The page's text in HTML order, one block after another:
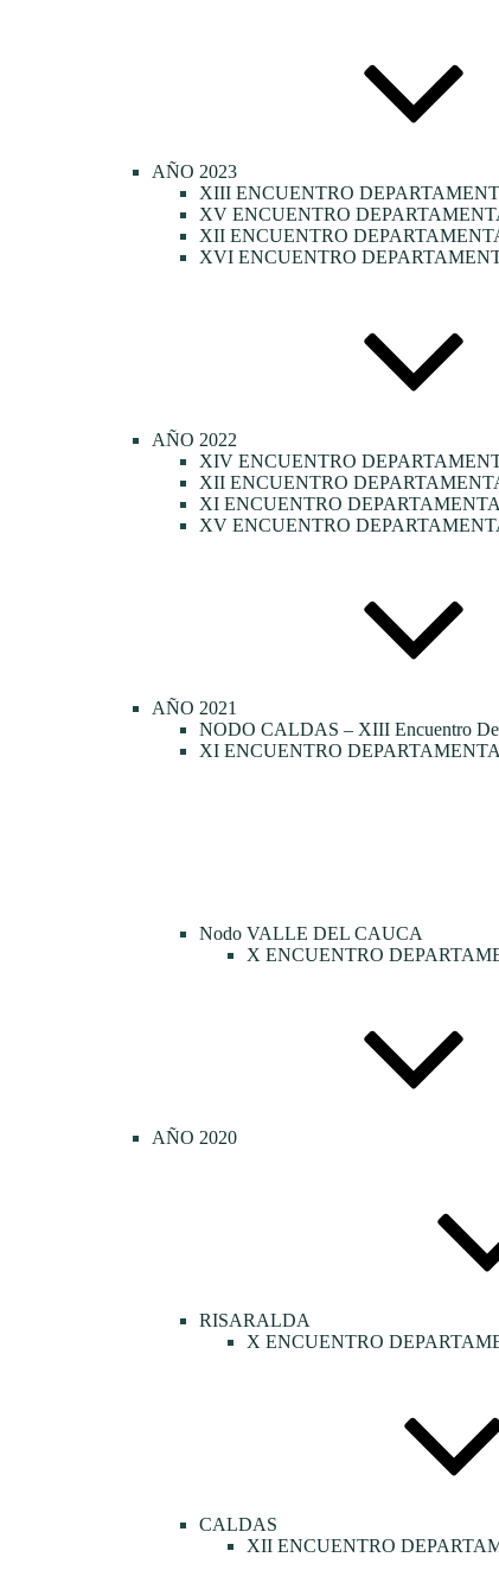
AÑO 2023
XIII ENCUENTRO
XV ENCUENTRO
XII ENCUENTRO
XVI ENCUENTRO
AÑO 2022
XIV ENCUENTRO
XII ENCUENTRO
XI ENCUENTRO
XV ENCUENTRO
AÑO 2021
NODO CALDAS – XIII Encuentro
XI ENCUENTRO
Nodo VALLE DEL CAUCA
X ENCUENTRO
AÑO 2020
RISARALDA
X ENCUENTRO
CALDAS
XII ENCUENTRO